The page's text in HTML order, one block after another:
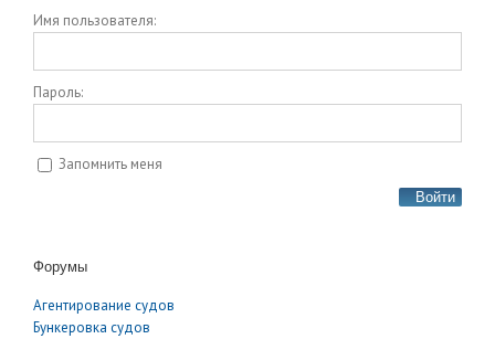
Имя пользователя:
Пароль:
Запомнить меня
Войти
Форумы
Агентирование судов
Бункеровка судов